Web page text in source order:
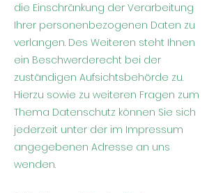
die Einschränkung der Verarbeitung
Ihrer personenbezogenen Daten zu
verlangen. Des Weiteren steht Ihnen
ein Beschwerderecht bei der
zuständigen Aufsichtsbehörde zu.
Hierzu sowie zu weiteren Fragen zum
Thema Datenschutz können Sie sich
jederzeit unter der im Impressum
angegebenen Adresse an uns
wenden.